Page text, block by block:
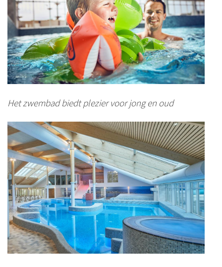
Het zwembad biedt plezier voor jong en oud